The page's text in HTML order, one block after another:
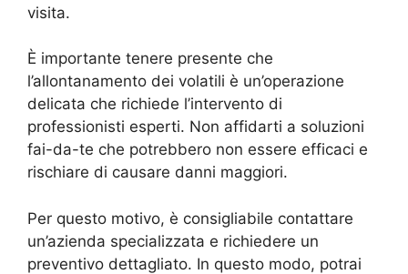
visita.
È importante tenere presente che
l’allontanamento dei volatili è un’operazione
delicata che richiede l’intervento di
professionisti esperti. Non affidarti a soluzioni
fai-da-te che potrebbero non essere efficaci e
rischiare di causare danni maggiori.
Per questo motivo, è consigliabile contattare
un’azienda specializzata e richiedere un
preventivo dettagliato. In questo modo, potrai